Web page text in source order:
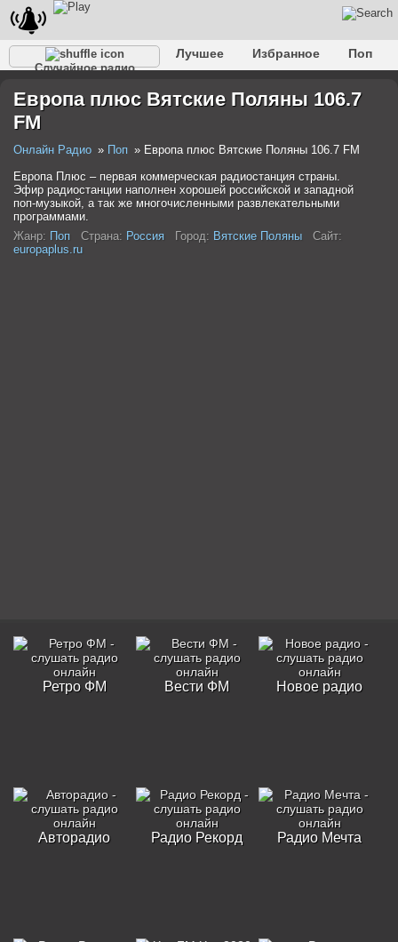
Случайное радио
Лучшее Избранное
Поп
Разговорное
Рэп Транс Дип-хаус
Фолк
Джаз
Европа плюс Вятские Поляны 106.7
FM
Онлайн Радио Поп
Европа плюс Вятские Поляны 106.7 FM
Европа Плюс – первая коммерческая радиостанция страны.
Эфир радиостанции наполнен хорошей российской и западной
поп-музыкой, а так же многочисленными развлекательными
программами.
Жанр: Поп Страна: Россия Город: Вятские Поляны
Сайт:
europaplus.ru
Ретро ФМ Вести ФМ Новое радио
Авторадио Радио Рекорд Радио Мечта